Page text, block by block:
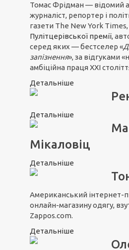
Томас Фрідман — відомий
журналіст, репортер і
газети The New York Times,
Пулітцерівської премії,
серед яких — бестселер «
запізнення», за відгуками
амбіційна праця ХХІ
Детальніше
Детальніше
Мікаловіц
Детальніше
Американський інтернет-
онлайн-магазину одягу,
Zappos.com.
Детальніше